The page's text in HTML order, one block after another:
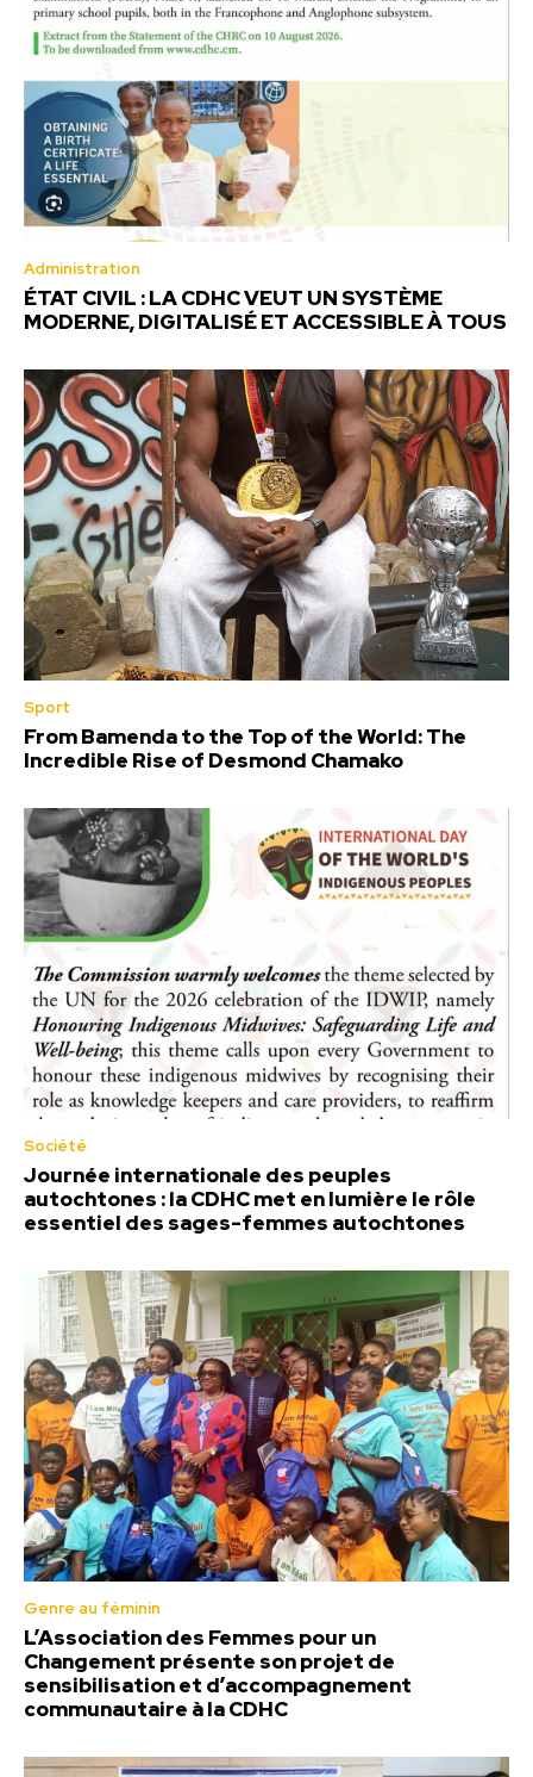
Administration
ÉTAT CIVIL : LA CDHC VEUT UN SYSTÈME
MODERNE, DIGITALISÉ ET ACCESSIBLE À TOUS
Sport
From Bamenda to the Top of the World: The
Incredible Rise of Desmond Chamako
Société
Journée internationale des peuples
autochtones : la CDHC met en lumière le rôle
essentiel des sages-femmes autochtones
Genre au féminin
L’Association des Femmes pour un
Changement présente son projet de
sensibilisation et d’accompagnement
communautaire à la CDHC